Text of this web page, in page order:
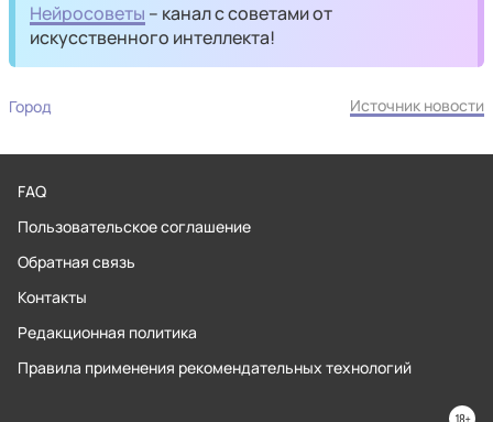
Нейросоветы – канал с советами от
искусственного интеллекта!
Город Источник новости
FAQ
Пользовательское соглашение
Обратная связь
Контакты
Редакционная политика
Правила применения рекомендательных технологий